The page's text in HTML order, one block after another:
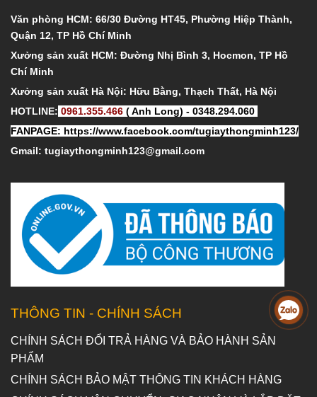
Văn phòng HCM: 66/30 Đường HT45, Phường Hiệp Thành,
Quận 12, TP Hồ Chí Minh
Xưởng sản xuất HCM: Đường Nhị Bình 3, Hocmon, TP Hồ
Chí Minh
Xưởng sản xuất Hà Nội: Hữu Bằng, Thạch Thất, Hà Nội
HOTLINE: 0961.355.466 ( Anh Long) - 0348.294.060
FANPAGE: https://www.facebook.com/tugiaythongminh123/
Gmail: tugiaythongminh123@gmail.com
THÔNG TIN - CHÍNH SÁCH
CHÍNH SÁCH ĐỔI TRẢ HÀNG VÀ BẢO HÀNH SẢN
PHẨM
CHÍNH SÁCH BẢO MẬT THÔNG TIN KHÁCH HÀNG